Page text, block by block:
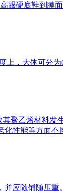
硬底鞋到膜
大体可分为
聚乙烯材料
性能等方面不
应随铺随压重。